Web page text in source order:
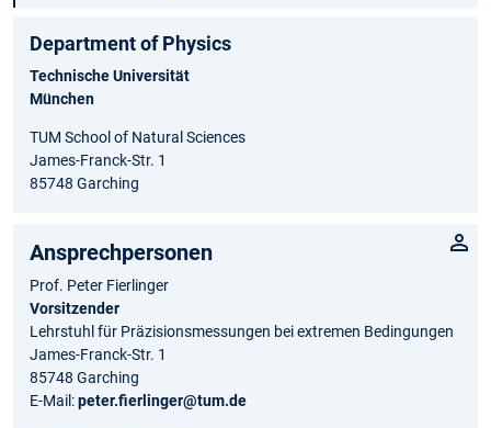
Department of Physics
Technische Universität
München
TUM School of Natural Sciences
James-Franck-Str. 1
85748 Garching
Ansprechpersonen
Prof. Peter Fierlinger
Vorsitzender
Lehrstuhl für Präzisionsmessungen bei extremen Bedingungen
James-Franck-Str. 1
85748 Garching
E-Mail:peter.fierlinger@tum.de